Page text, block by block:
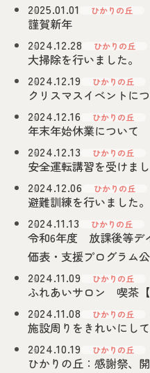
2025.01.01
ひかりの丘
謹賀新年
2024.12.28
ひかりの丘
大掃除を行いました。
2024.12.19
ひかりの丘
クリスマスイベントに
2024.12.16
ひかりの丘
年末年始休業について
2024.12.13
ひかりの丘
安全運転講習を受けまし
2024.12.06
ひかりの丘
避難訓練を行いました。
2024.11.13
ひかりの丘
令和6年度 放課後等デ
価表・支援プログラム
2024.11.09
ひかりの丘
ふれあいサロン 喫茶
2024.11.08
ひかりの丘
施設周りをきれいにして
2024.10.19
ひかりの丘
ひかりの丘：感謝祭、開